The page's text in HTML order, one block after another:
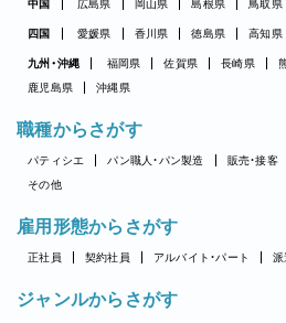
中国 広島県 岡山県 島根県 鳥取県
四国 愛媛県 香川県 徳島県 高知県
九州・沖縄 福岡県 佐賀県 長崎県
鹿児島県
沖縄県
職種からさがす
パティシエ パン職人・パン製造 販売・接客
その他
雇用形態からさがす
正社員 契約社員 アルバイト・パート 派
ジャンルからさがす